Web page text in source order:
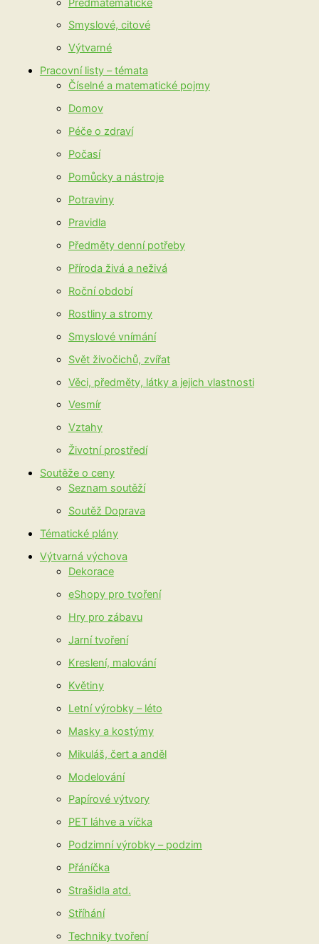
Smyslové, citové
Výtvarné
Pracovní listy – témata
Číselné a matematické pojmy
Domov
Péče o zdraví
Počasí
Pomůcky a nástroje
Potraviny
Pravidla
Předměty denní potřeby
Příroda živá a neživá
Roční období
Rostliny a stromy
Smyslové vnímání
Svět živočichů, zvířat
Věci, předměty, látky a jejich vlastnosti
Vesmír
Vztahy
Životní prostředí
Soutěže o ceny
Seznam soutěží
Soutěž Doprava
Tématické plány
Výtvarná výchova
Dekorace
eShopy pro tvoření
Hry pro zábavu
Jarní tvoření
Kreslení, malování
Květiny
Letní výrobky – léto
Masky a kostýmy
Mikuláš, čert a anděl
Modelování
Papírové výtvory
PET láhve a víčka
Podzimní výrobky – podzim
Přáníčka
Strašidla atd.
Stříhání
Techniky tvoření